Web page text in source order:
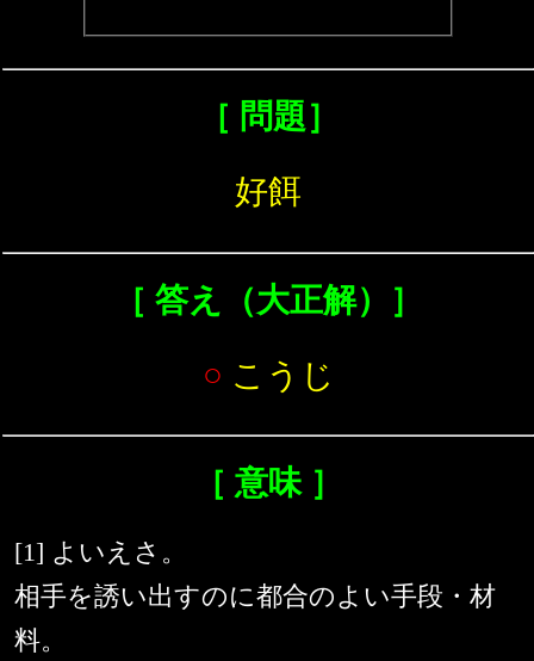
［ 問題］
好餌
［ 答え（大正解）］
○ こうじ
［ 意味 ］
[1] よいえさ。
相手を誘い出すのに都合のよい手段・材
料。